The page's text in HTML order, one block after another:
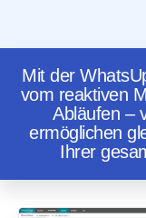
Mit der
vom reaktiven
Abläufen –
ermöglichen
Ihrer